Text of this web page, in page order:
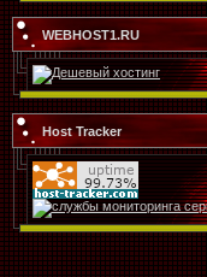
WEBHOST1.RU
Host Tracker